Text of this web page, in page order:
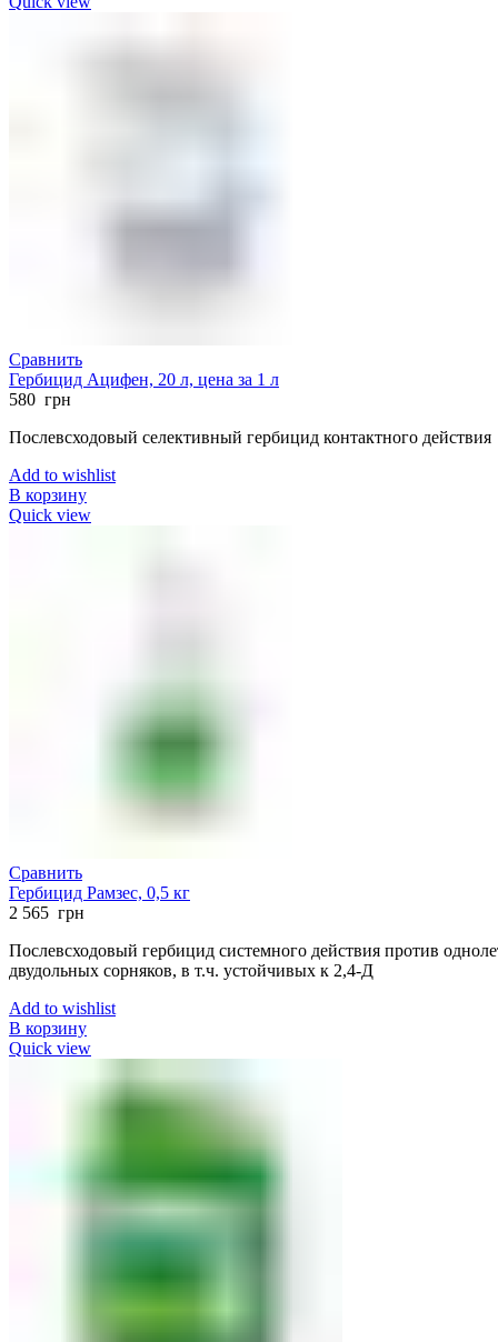
Сравнить
Гербицид Ацифен, 20 л, цена за 1 л
580 грн
Послевсходовый селективный гербицид контактного действия
Add to wishlist
В корзину
Quick view
Сравнить
Гербицид Рамзес, 0,5 кг
2 565 грн
Послевсходовый гербицид системного действия против
двудольных сорняков, в т.ч. устойчивых к 2,4-Д
Add to wishlist
В корзину
Quick view